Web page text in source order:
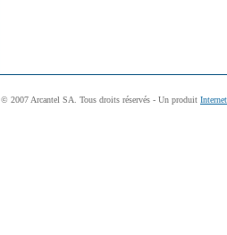
© 2007 Arcantel SA. Tous droits réservés - Un produit